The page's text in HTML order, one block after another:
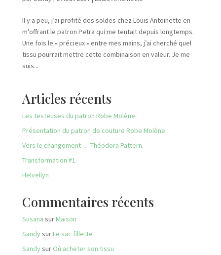
Il y a peu, j’ai profité des soldes chez Louis Antoinette en
m’offrant le patron Petra qui me tentait depuis longtemps.
Une fois le « précieux » entre mes mains, j’ai cherché quel
tissu pourrait mettre cette combinaison en valeur. Je me
suis...
Articles récents
Les testeuses du patron Robe Molène
Présentation du patron de couture Robe Molène
Vers le changement … Théodora Pattern.
Transformation #1
Helvellyn
Commentaires récents
Susana surMaison
SandysurLe sac fillette
Sandysur Où acheter son tissu